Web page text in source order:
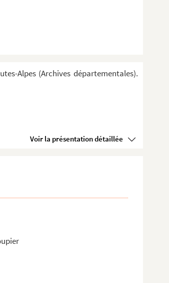
Alpes (Archives départementales).
Voir la présentation détaillée